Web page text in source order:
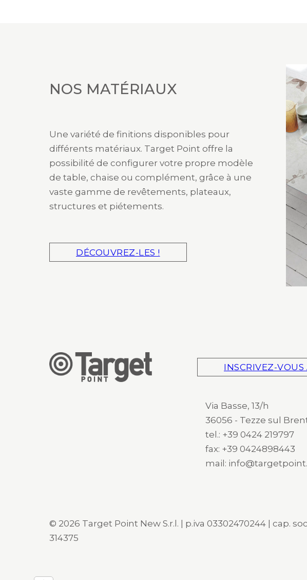
NOS MATÉRIAUX
Une variété de finitions disponibles pour
différents matériaux. Target Point offre la
possibilité de configurer votre propre modèle
de table, chaise ou complément, grâce à une
vaste gamme de revêtements, plateaux,
structures et piétements.
DÉCOUVREZ-LES !
INSCRIVEZ-
Via Basse, 13/h
36056 - Tezze sul
tel.: +39 0424 219797
fax: +39 0424898443
mail:
© 2026 Target Point New S.r.l. | p.iva 03302470244 | cap.
314375